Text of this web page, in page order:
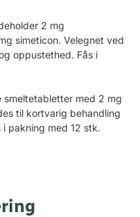
2 mg
simeticon. Velegnet ved
oppustethed. Fås i
smeltetabletter med 2 mg
til kortvarig behandling
pakning med 12 stk.